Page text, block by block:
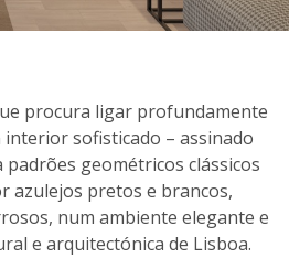
procura ligar profundamente
sofisticado – assinado
geométricos clássicos
azulejos pretos e brancos,
num ambiente elegante e
e arquitectónica de Lisboa.